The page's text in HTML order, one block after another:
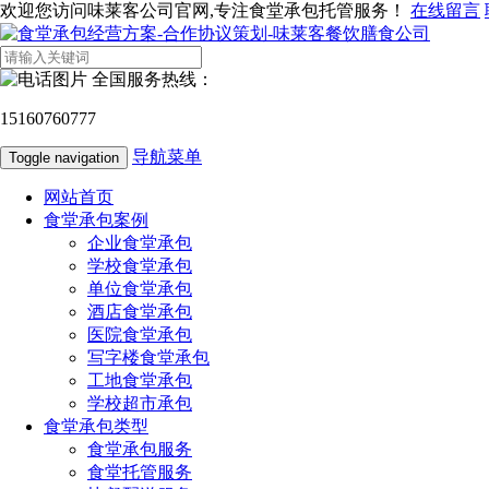
欢迎您访问味莱客公司官网,专注食堂承包托管服务！ 在线留言
全国服务热线：
15160760777
Toggle navigation 导航菜单
网站首页
食堂承包案例
企业食堂承包
学校食堂承包
单位食堂承包
酒店食堂承包
医院食堂承包
写字楼食堂承包
工地食堂承包
学校超市承包
食堂承包类型
食堂承包服务
食堂托管服务